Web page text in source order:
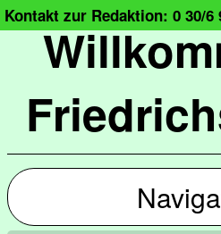
Kontakt zur Redaktion: 0 30/6